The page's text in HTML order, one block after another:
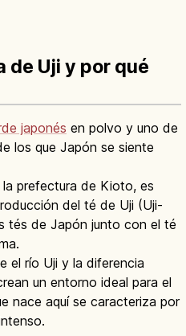
de Uji y por qué
japonés en polvo y uno de
los que Japón se siente
prefectura de Kioto, es
del té de Uji (Uji-
tés de Japón junto con el té
el río Uji y la diferencia
un entorno ideal para el
nace aquí se caracteriza por